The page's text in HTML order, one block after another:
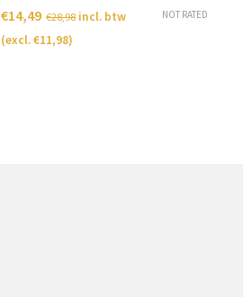
NOT RATED
€28,98
€14,49
incl. btw
(excl.€11,98)